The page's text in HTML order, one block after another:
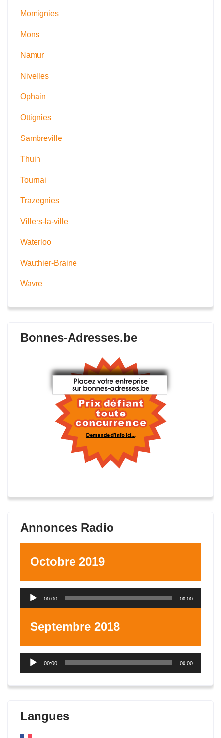
Momignies
Mons
Namur
Nivelles
Ophain
Ottignies
Sambreville
Thuin
Tournai
Trazegnies
Villers-la-ville
Waterloo
Wauthier-Braine
Wavre
Bonnes-Adresses.be
Annonces Radio
Octobre 2019
Lecteur
00:00 00:00
Septembre 2018
Lecteur
00:00 00:00
Langues